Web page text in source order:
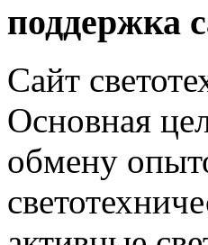
поддержка
Сайт
Основная
обмену